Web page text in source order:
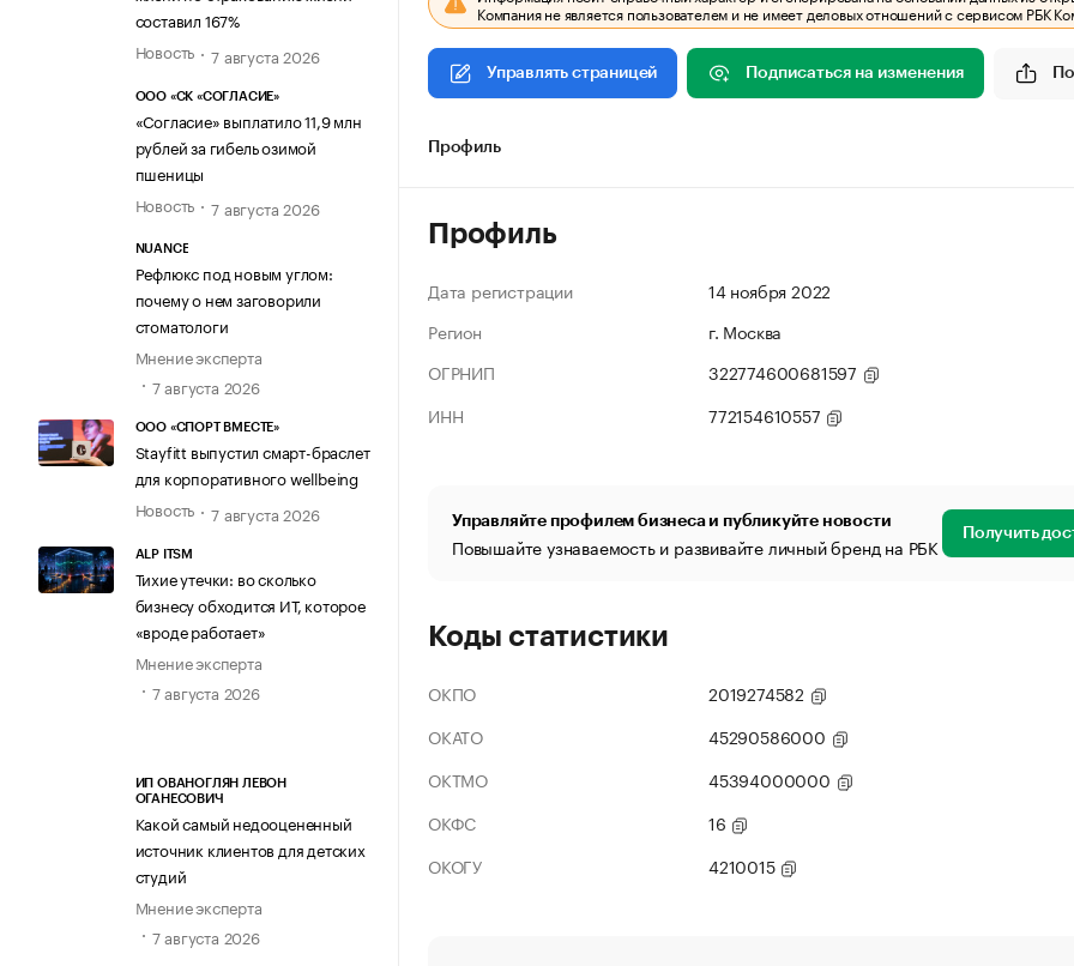
составил 167%
Новость
7 августа 2026
ООО «СК «СОГЛАСИЕ»
«Согласие» выплатило 11,9 млн
рублей за гибель озимой
пшеницы
Новость
7 августа 2026
NUANCE
Рефлюкс под новым углом:
почему о нем заговорили
стоматологи
Мнение эксперта
7 августа 2026
ООО «СПОРТ ВМЕСТЕ»
Stayfitt выпустил смарт-браслет
для корпоративного wellbeing
Новость
7 августа 2026
ALP ITSM
Тихие утечки: во сколько
бизнесу обходится ИТ, которое
«вроде работает»
Мнение эксперта
7 августа 2026
ИП ОВАНОГЛЯН ЛЕВОН
ОГАНЕСОВИЧ
Какой самый недооцененный
источник клиентов для детских
студий
Мнение эксперта
7 августа 2026
Компания не является пользователем и не имеет деловых отношений с сервисом РБК
Управлять страницей Подписаться на изменения
Профиль
Профиль
Дата регистрации
14 ноября 2022
Регион
г. Москва
ОГРНИП
322774600681597
ИНН
772154610557
Управляйте профилем бизнеса и публикуйте новости
Повышайте узнаваемость и развивайте личный бренд на РБК Получить
Коды статистики
ОКПО
2019274582
ОКАТО
45290586000
ОКТМО
45394000000
ОКФС
16
ОКОГУ
4210015